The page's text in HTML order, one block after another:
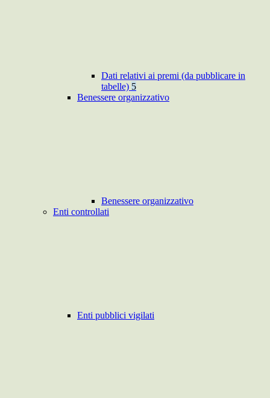
Dati relativi ai premi (da pubblicare in
tabelle) 5
Benessere organizzativo
Benessere organizzativo
Enti controllati
Enti pubblici vigilati